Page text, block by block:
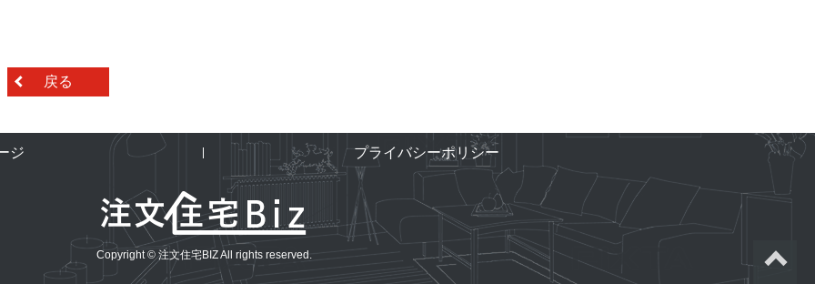
戻る
ジ プライバシーポリシー
Copyright © 注文住宅BIZ All rights reserved.